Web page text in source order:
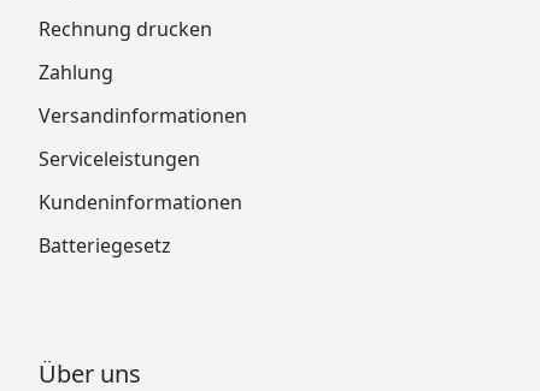
Rechnung drucken
Zahlung
Versandinformationen
Serviceleistungen
Kundeninformationen
Batteriegesetz
Über uns